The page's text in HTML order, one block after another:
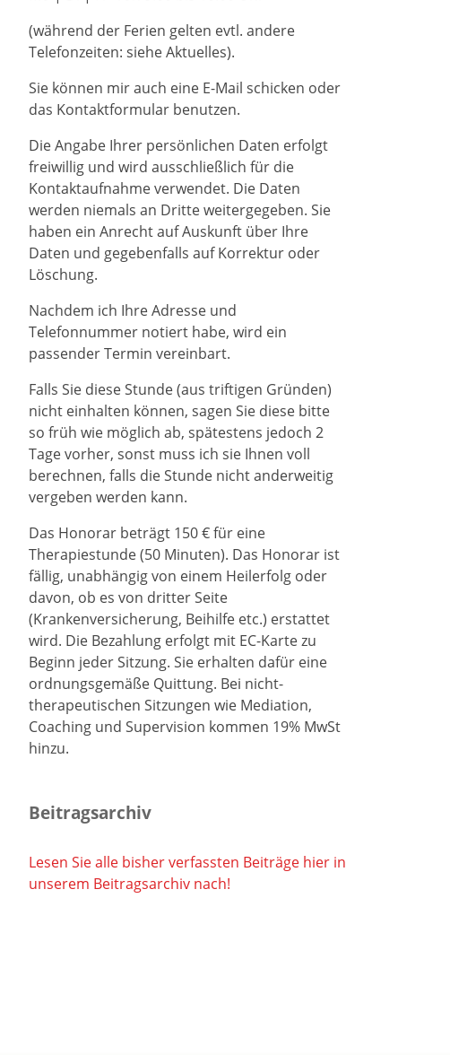
(während der Ferien gelten evtl. andere
Telefonzeiten: siehe Aktuelles).
Sie können mir auch eine E-Mail schicken oder
das Kontaktformular benutzen.
Die Angabe Ihrer persönlichen Daten erfolgt
freiwillig und wird ausschließlich für die
Kontaktaufnahme verwendet. Die Daten
werden niemals an Dritte weitergegeben. Sie
haben ein Anrecht auf Auskunft über Ihre
Daten und gegebenfalls auf Korrektur oder
Löschung.
Nachdem ich Ihre Adresse und
Telefonnummer notiert habe, wird ein
passender Termin vereinbart.
Falls Sie diese Stunde (aus triftigen Gründen)
nicht einhalten können, sagen Sie diese bitte
so früh wie möglich ab, spätestens jedoch 2
Tage vorher, sonst muss ich sie Ihnen voll
berechnen, falls die Stunde nicht anderweitig
vergeben werden kann.
Das Honorar beträgt 150 € für eine
Therapiestunde (50 Minuten). Das Honorar ist
fällig, unabhängig von einem Heilerfolg oder
davon, ob es von dritter Seite
(Krankenversicherung, Beihilfe etc.) erstattet
wird. Die Bezahlung erfolgt mit EC-Karte zu
Beginn jeder Sitzung. Sie erhalten dafür eine
ordnungsgemäße Quittung. Bei nicht-
therapeutischen Sitzungen wie Mediation,
Coaching und Supervision kommen 19% MwSt
hinzu.
Beitragsarchiv
Lesen Sie alle bisher verfassten Beiträge hier in
unserem Beitragsarchiv nach!